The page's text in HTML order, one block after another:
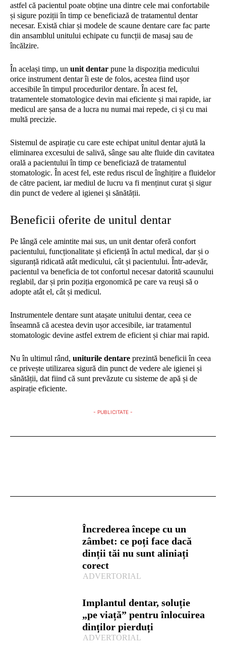
astfel că pacientul poate obține una dintre cele mai confortabile
și sigure poziții în timp ce beneficiază de tratamentul dentar
necesar. Există chiar și modele de scaune dentare care fac parte
din ansamblul unitului echipate cu funcții de masaj sau de
încălzire.
În același timp, un unit dentar pune la dispoziția medicului
orice instrument dentar îi este de folos, acestea fiind ușor
accesibile în timpul procedurilor dentare. În acest fel,
tratamentele stomatologice devin mai eficiente și mai rapide, iar
medicul are șansa de a lucra nu numai mai repede, ci și cu mai
multă precizie.
Sistemul de aspirație cu care este echipat unitul dentar ajută la
eliminarea excesului de salivă, sânge sau alte fluide din cavitatea
orală a pacientului în timp ce beneficiază de tratamentul
stomatologic. În acest fel, este redus riscul de înghițire a fluidelor
de către pacient, iar mediul de lucru va fi menținut curat și sigur
din punct de vedere al igienei și sănătății.
Beneficii oferite de unitul dentar
Pe lângă cele amintite mai sus, un unit dentar oferă confort
pacientului, funcționalitate și eficiență în actul medical, dar și o
siguranță ridicată atât medicului, cât și pacientului. Într-adevăr,
pacientul va beneficia de tot confortul necesar datorită scaunului
reglabil, dar și prin poziția ergonomică pe care va reuși să o
adopte atât el, cât și medicul.
Instrumentele dentare sunt atașate unitului dentar, ceea ce
înseamnă că acestea devin ușor accesibile, iar tratamentul
stomatologic devine astfel extrem de eficient și chiar mai rapid.
Nu în ultimul rând, uniturile dentare prezintă beneficii în ceea
ce privește utilizarea sigură din punct de vedere ale igienei și
sănătății, dat fiind că sunt prevăzute cu sisteme de apă și de
aspirație eficiente.
- PUBLICITATE -
Încrederea începe cu un
zâmbet: ce poți face dacă
dinții tăi nu sunt aliniați
corect
ADVERTORIAL
Implantul dentar, soluție
„pe viață” pentru înlocuirea
dinților pierduți
ADVERTORIAL